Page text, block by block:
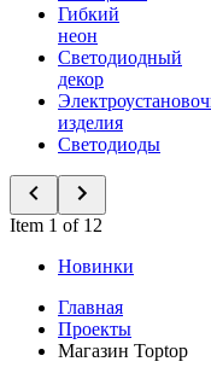
Гибкий
неон
Светодиодный
декор
изделия
Светодиоды
Item 1 of 12
Новинки
Главная
Проекты
Магазин Toptop